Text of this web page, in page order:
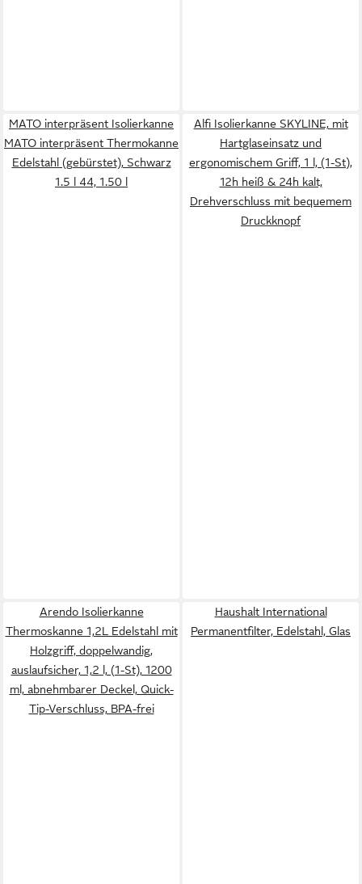
MATO interpräsent Isolierkanne
MATO interpräsent Thermokanne
Edelstahl (gebürstet), Schwarz
1.5 l 44, 1.50 l
Alfi Isolierkanne SKYLINE, mit
Hartglaseinsatz und
ergonomischem Griff, 1 l, (1-St),
12h heiß & 24h kalt,
Drehverschluss mit bequemem
Druckknopf
Arendo Isolierkanne
Thermoskanne 1,2L Edelstahl mit
Holzgriff, doppelwandig,
auslaufsicher, 1,2 l, (1-St), 1200
ml, abnehmbarer Deckel, Quick-
Tip-Verschluss, BPA-frei
Haushalt International
Permanentfilter, Edelstahl, Glas